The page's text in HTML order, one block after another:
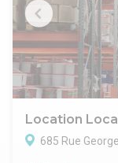
- Indice : ILAT
- Indexation :
- Dépôt de
- Loyers et
Location
685 Rue